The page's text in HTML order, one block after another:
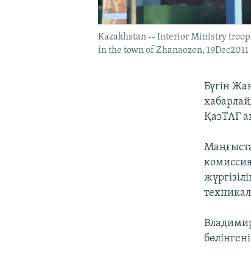
Kazakhstan -- Interior Ministry
in the town of Zhanaozen, 19Dec2011
Бүгін
ҚазТАГ